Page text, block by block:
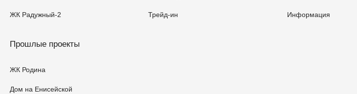
ЖК Радужный-2
Прошлые проекты
ЖК Родина
Дом на Енисейской
Трейд-ин Информация